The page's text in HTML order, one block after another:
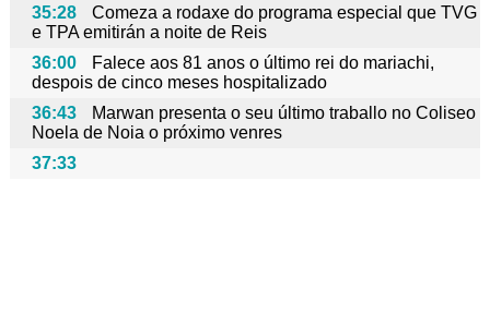
35:28
Comeza a rodaxe do programa especial que TVG
e TPA emitirán a noite de Reis
36:00
Falece aos 81 anos o último rei do mariachi,
despois de cinco meses hospitalizado
36:43
Marwan presenta o seu último traballo no Coliseo
Noela de Noia o próximo venres
37:33